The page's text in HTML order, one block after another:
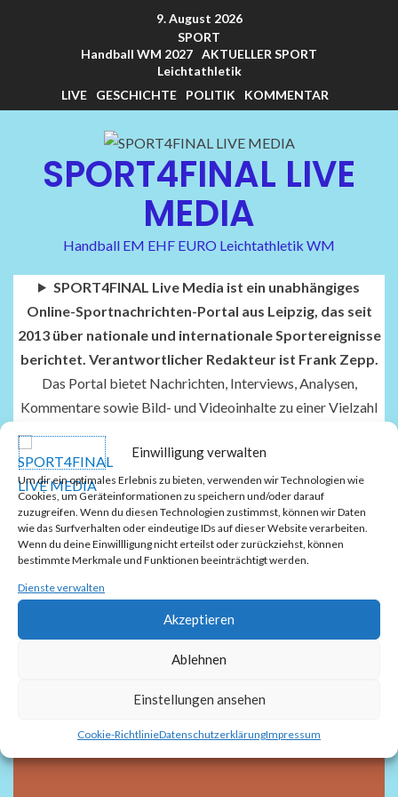
Einwilligung verwalten
Um dir ein optimales Erlebnis zu bieten, verwenden wir Technologien wie
Cookies, um Geräteinformationen zu speichern und/oder darauf
zuzugreifen. Wenn du diesen Technologien zustimmst, können wir Daten
wie das Surfverhalten oder eindeutige IDs auf dieser Website verarbeiten.
Wenn du deine Einwillligung nicht erteilst oder zurückziehst, können
bestimmte Merkmale und Funktionen beeinträchtigt werden.
Dienste verwalten
Akzeptieren
Ablehnen
Einstellungen ansehen
Cookie-RichtlinieDatenschutzerklärungImpressum
9. August 2026
SPORT
Handball WM 2027 AKTUELLER SPORT
Leichtathletik
LIVE
GESCHICHTE POLITIK KOMMENTAR
SPORT4FINAL LIVE
MEDIA
Handball EM EHF EURO Leichtathletik WM
SPORT4FINAL Live Media ist ein unabhängiges
Online-Sportnachrichten-Portal aus Leipzig, das seit
2013 über nationale und internationale Sportereignisse
berichtet. Verantwortlicher Redakteur ist Frank Zepp.
Das Portal bietet Nachrichten, Interviews, Analysen,
Kommentare sowie Bild- und Videoinhalte zu einer Vielzahl
Schwimmen und Volleyball. Die Berichterstattung erfolgt oft
live von den Veranstaltungen und die Redaktion ist für
Kolumnen und fundierte Analysen bekannt.
Energiepreise